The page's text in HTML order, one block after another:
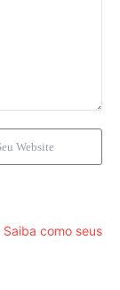
Saiba como seus